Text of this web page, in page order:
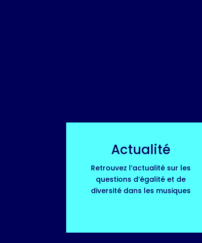
Actualité
Retrouvez l’actualité sur les
questions d’égalité et de
diversité dans les musiques